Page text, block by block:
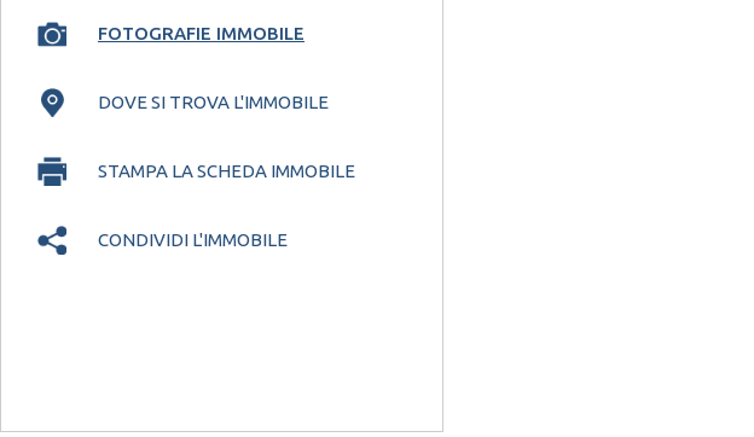
FOTOGRAFIE IMMOBILE
DOVE SI TROVA L'IMMOBILE
STAMPA LA SCHEDA IMMOBILE
CONDIVIDI L'IMMOBILE